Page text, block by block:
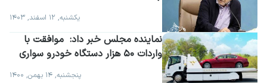
یکشنبه, ۱۲ اسفند, ۱۴۰۳
واردات ۵۰ هزار دستگاه خودرو سواری
پنجشنبه, ۱۴ بهمن, ۱۴۰۰